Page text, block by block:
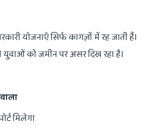
योजनाएँ सिर्फ कागज़ों में रह जाती हैं।
को जमीन पर असर दिख रहा है।
मिलेगा